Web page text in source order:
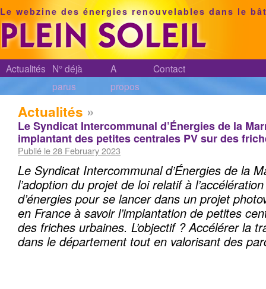
Le webzine des énergies renouvelables dans le
Actualités N° déjà
parus
A
propos
Contact
Actualités »
Le Syndicat Intercommunal d’Énergies de la
implantant des petites centrales PV sur des
Publié le 28 February 2023
Le Syndicat Intercommunal d’Énergies de la
l’adoption du projet de loi relatif à
d’énergies pour se lancer dans un projet
en France à savoir l’implantation de petites
des friches urbaines. L’objectif ? Accélérer la
dans le département tout en valorisant des